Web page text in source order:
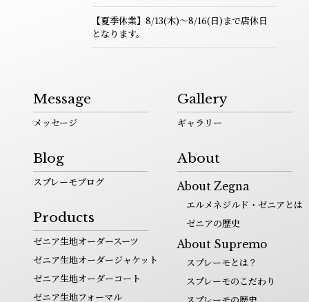
【夏季休業】8/13(木)～8/16(日)まで店休日
となります。
Message
メッセージ
Blog
スプレーモブログ
Products
ゼニア生地オーダースーツ
ゼニア生地オーダージャケット
ゼニア生地オーダーコート
ゼニア生地フォーマル
Gallery
ギャラリー
About
About Zegna
エルメネジルド・ゼニアとは
ゼニアの歴史
About Supremo
スプレーモとは？
スプレーモのこだわり